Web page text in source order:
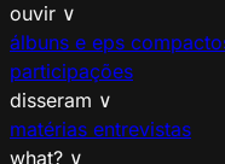
ouvir ∨
álbuns e eps
participações
disseram ∨
matérias entrevistas
what? ∨